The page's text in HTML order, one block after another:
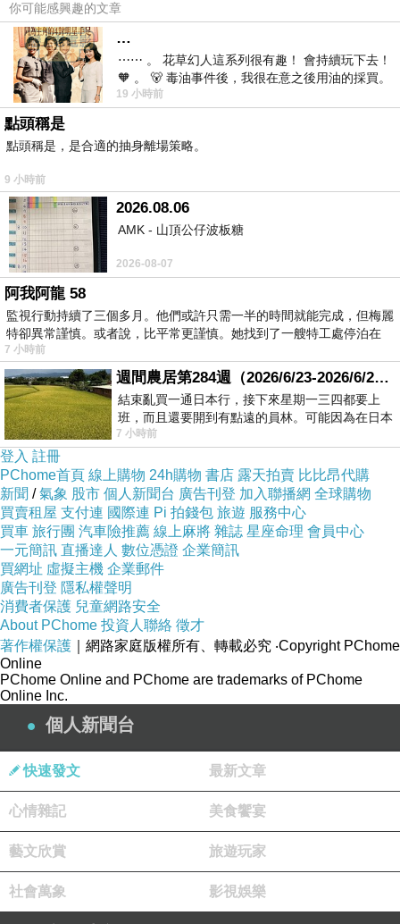
跟他這麼難相處，我不是沒有想過跟別人交
往，但奇怪的是我認識的對象都比他糟很多，
之後就空窗好幾年沒機會認識任何異性。無論
他怎麼羞辱責罵我，我卻一直都很喜歡他。我
知道他有個善良的靈魂也很有智慧，有很多我
也覺得我這人不錯，只是我們都不知道為何他
就是對我有永無止盡的憤怒，對我的外貌也有
著永無止盡的厭惡。聽起來我去整型就能解決
我的問題，但家人反對而我又怕失敗所以沒有
勇氣採取行動。
三年前我有個朋友開始去拜月老並介紹我
去，於是我變得非常勤跑廟宇，整個城市許多
知名廟宇我都每週輪番到訪給廟裡每個神明捐
香油錢，我祈求跟他牽起紅線，我祈求斬斷他
的桃花，我發誓若能成功締結姻緣必有厚禮回
報。這樣的祈求一度似乎有效，因為他原本在
追我一個朋友但最後兩人決裂，但很快地我的
報應就來了，因為之後他很快地遇上另一個並
在短短兩三個月內就成功交往。
這名絕世女神的美貌與身材遠勝過他過往身
邊的眾多女性，兩人交往後他更是不把我放在
眼裡並完全疏遠我。他俊逸高貴，她優雅甜
美，感情十分甜蜜，這天造地設的一對璧人眼
看隨時都有可能立刻結婚。
我害怕他們結婚，我無法接受近十年的努力
付出只是一場空，我無法眼看著自己變成他生
命中的陌生人，我無論怎麼祈求神明似乎都沒
有辦法撼動命運。打從見到他第一眼開始我就
知道我願意為他付出一切甚至生命，但我不知
你可能感興趣的文章
…
⋯⋯ 。 花草幻人這系列很有趣！ 會持續玩下去！
🧡 。 🐻 毒油事件後，我很在意之後用油的採買。
前天購買了我之前就很愛
19 小時前
點頭稱是
點頭稱是，是合適的抽身離場策略。
9 小時前
2026.08.06
AMK - 山頂公仔波板糖
2026-08-07
阿我阿龍 58
監視行動持續了三個多月。他們或許只需一半的時間就能完成，但梅麗
特卻異常謹慎。或者說，比平常更謹慎。她找到了一艘特工處停泊在
7 小時前
週間農居第284週（2026/6/23-2026/6/24) 夏至 金黃稻浪洋溢豐收喜悅
結束亂買一通日本行，接下來星期一三四都要上
班，而且還要開到有點遠的員林。可能因為在日本
花不少錢，星期一出門上班時，心裡沒有一
7 小時前
登入 註冊
PChome首頁 線上購物 24h購物 書店 露天拍賣 比比昂代購
新聞 /氣象 股市 個人新聞台 廣告刊登 加入聯播網 全球購物
買賣租屋 支付連 國際連 Pi 拍錢包 旅遊 服務中心
買車 旅行團 汽車險推薦 線上麻將 雜誌 星座命理 會員中心
一元簡訊 直播達人 數位憑證 企業簡訊
買網址 虛擬主機 企業郵件
廣告刊登 隱私權聲明
消費者保護 兒童網路安全
About PChome 投資人聯絡 徵才
著作權保護 ｜網路家庭版權所有、轉載必究 ‧Copyright PChome
Online
PChome Online and PChome are trademarks of PChome
Online Inc.
個人新聞台
快速發文 最新文章
心情雜記 美食饗宴
藝文欣賞 旅遊玩家
社會萬象 影視娛樂